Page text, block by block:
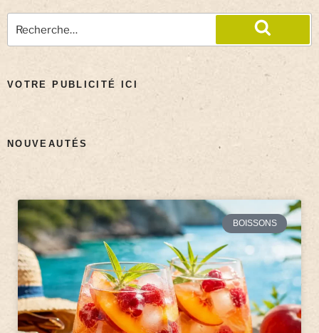
VOTRE PUBLICITÉ ICI
NOUVEAUTÉS
BOISSONS